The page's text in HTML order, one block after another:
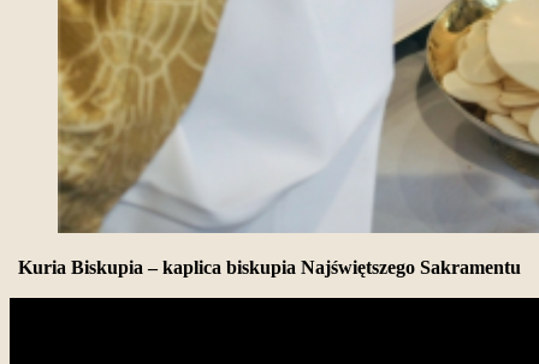
Kuria Biskupia – kaplica biskupia Najświętszego Sakramentu